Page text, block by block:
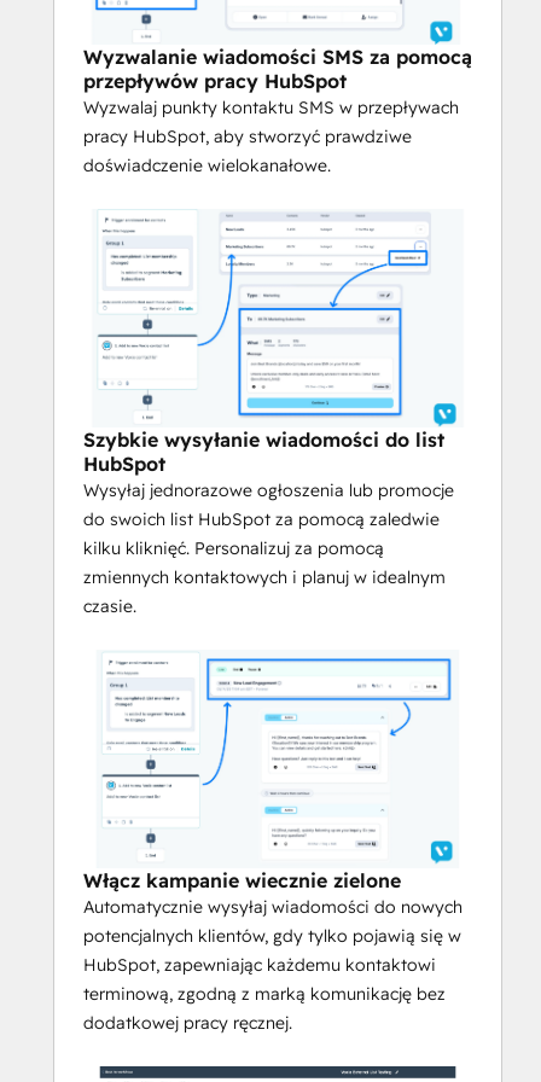
Wyzwalanie wiadomości SMS za
pomocą przepływów pracy HubSpot
Wyzwalaj punkty kontaktowe SMS w
przepływach pracy HubSpot, aby
stworzyć prawdziwe doświadczenie
wielokanałowe.
Szybkie wysyłki do list HubSpot
Wysyłaj jednorazowe ogłoszenia lub
promocje do swoich list HubSpot za
pomocą zaledwie kilku kliknięć.
Personalizuj za pomocą zmiennych
kontaktowych i planuj w idealnym
momencie.
Włącz wiecznie zielone kampanie
Automatycznie wysyłaj wiadomości do
nowych potencjalnych klientów w miarę
ich napływu do HubSpot, zapewniając
każdemu kontaktowi terminową, zgodną
z marką komunikację bez dodatkowej
Synchronizacja atrybutów kontaktów
Wysyłaj atrybuty kontaktów z HubSpot
do Voxie lub odwrotnie, aby uzyskać
bogatsze profile i lepszą personalizację.
Voxie to jedyna platforma SMS
stworzona dla franczyzy.
Upewnij się, że każda lokalizacja jest
zgodna z wiadomością, a każda
wiadomość jest zgodna z marką.
Zrównoważ autonomię
Wyzwalanie wiadomości SMS za pomocą
przepływów pracy HubSpot
Wyzwalaj punkty kontaktu SMS w przepływach
pracy HubSpot, aby stworzyć prawdziwe
doświadczenie wielokanałowe.
Szybkie wysyłanie wiadomości do list
HubSpot
Wysyłaj jednorazowe ogłoszenia lub promocje
do swoich list HubSpot za pomocą zaledwie
kilku kliknięć. Personalizuj za pomocą
zmiennych kontaktowych i planuj w idealnym
czasie.
Włącz kampanie wiecznie zielone
Automatycznie wysyłaj wiadomości do nowych
potencjalnych klientów, gdy tylko pojawią się w
HubSpot, zapewniając każdemu kontaktowi
terminową, zgodną z marką komunikację bez
dodatkowej pracy ręcznej.